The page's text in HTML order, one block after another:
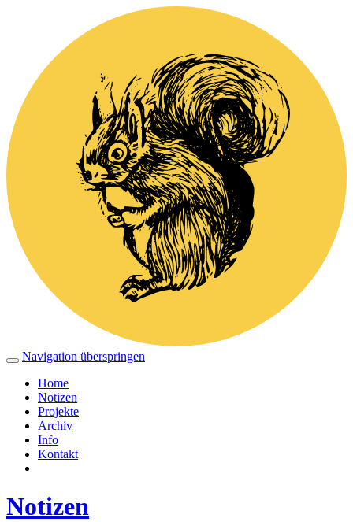
Navigation überspringen
Home
Notizen
Projekte
Archiv
Info
Kontakt
Notizen